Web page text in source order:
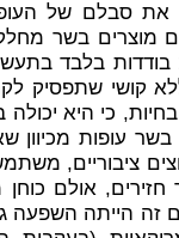
את סבלם של
מוצרים בשר
בלבד
קושי שתפסיק
כי היא
עופות מכיוון
ציבוריים,
אולם
זה הייתה השפעה